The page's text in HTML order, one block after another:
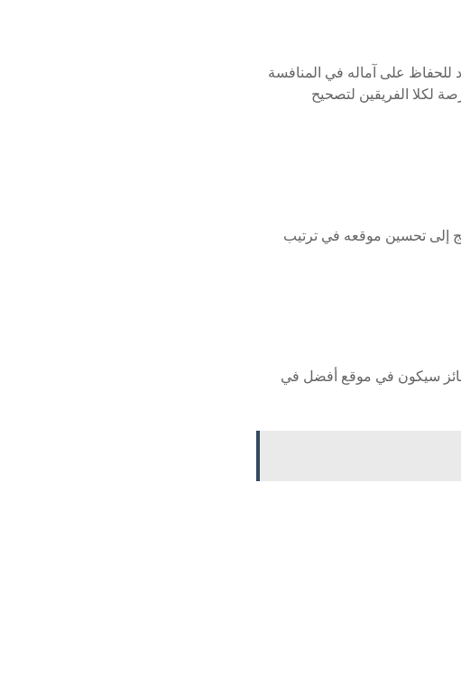
للحفاظ على آماله في المنافسة
لكلا الفريقين لتصحيح
إلى تحسين موقعه في ترتيب
سيكون في موقع أفضل في